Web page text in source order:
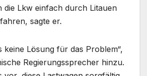
die Lkw einfach durch Litauen
sagte er.
keine Lösung für das Problem“,
Regierungssprecher hinzu.